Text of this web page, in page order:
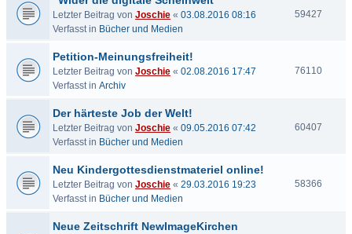
Letzter Beitrag von Joschie « 03.08.2016 08:16
Verfasst in Bücher und Medien
59427
Petition-Meinungsfreiheit!
Letzter Beitrag von Joschie « 02.08.2016 17:47
Verfasst in Archiv
76110
Der härteste Job der Welt!
Letzter Beitrag von Joschie « 09.05.2016 07:42
Verfasst in Bücher und Medien
60407
Neu Kindergottesdienstmateriel online!
Letzter Beitrag von Joschie « 29.03.2016 19:23
Verfasst in Bücher und Medien
58366
Neue Zeitschrift NewImageKirchen